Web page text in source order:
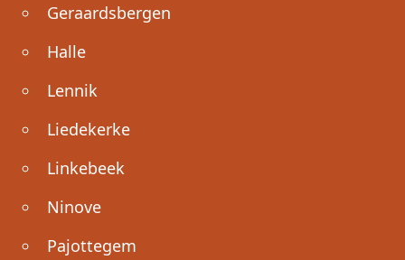
Geraardsbergen
Halle
Lennik
Liedekerke
Linkebeek
Ninove
Pajottegem